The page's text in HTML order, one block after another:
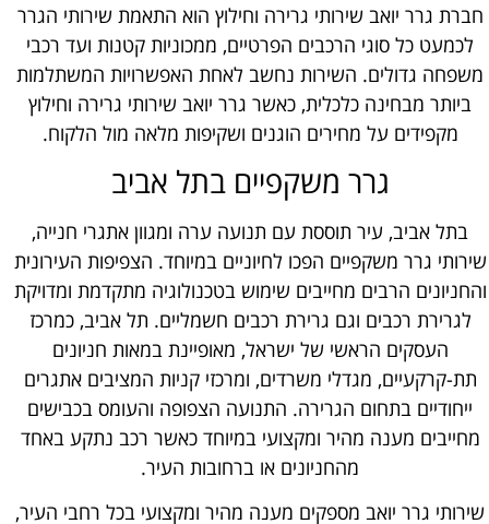
חברת גרר יואב שירותי גרירה וחילוץ הוא התאמת שירותי הגרר
לכמעט כל סוגי הרכבים הפרטיים, ממכוניות קטנות ועד רכבי
משפחה גדולים. השירות נחשב לאחת האפשרויות המשתלמות
ביותר מבחינה כלכלית, כאשר גרר יואב שירותי גרירה וחילוץ
מקפידים על מחירים הוגנים ושקיפות מלאה מול הלקוח.
גרר משקפיים בתל אביב
בתל אביב, עיר תוססת עם תנועה ערה ומגוון אתגרי חנייה,
שירותי גרר משקפיים הפכו לחיוניים במיוחד. הצפיפות העירונית
והחניונים הרבים מחייבים שימוש בטכנולוגיה מתקדמת ומדויקת
לגרירת רכבים וגם גרירת רכבים חשמליים. תל אביב, כמרכז
העסקים הראשי של ישראל, מאופיינת במאות חניונים
תת-קרקעיים, מגדלי משרדים, ומרכזי קניות המציבים אתגרים
ייחודיים בתחום הגרירה. התנועה הצפופה והעומס בכבישים
מחייבים מענה מהיר ומקצועי במיוחד כאשר רכב נתקע באחד
מהחניונים או ברחובות העיר.
שירותי גרר יואב מספקים מענה מהיר ומקצועי בכל רחבי העיר,